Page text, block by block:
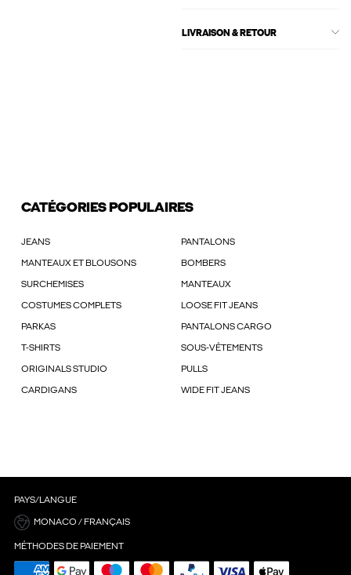
LIVRAISON & RETOUR
CATÉGORIES POPULAIRES
JEANS PANTALONS
MANTEAUX ET BLOUSONS BOMBERS
SURCHEMISES MANTEAUX
COSTUMES COMPLETS LOOSE FIT JEANS
PARKAS PANTALONS CARGO
T-SHIRTS SOUS-VÊTEMENTS
ORIGINALS STUDIO PULLS
CARDIGANS WIDE FIT JEANS
PAYS/LANGUE
MONACO / FRANÇAIS
MÉTHODES DE PAIEMENT